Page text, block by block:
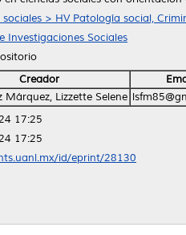
sociales > HV Patología social,
Investigaciones Sociales
Creador
Márquez, Lizzette Selene
17:25
17:25
id/eprint/28130